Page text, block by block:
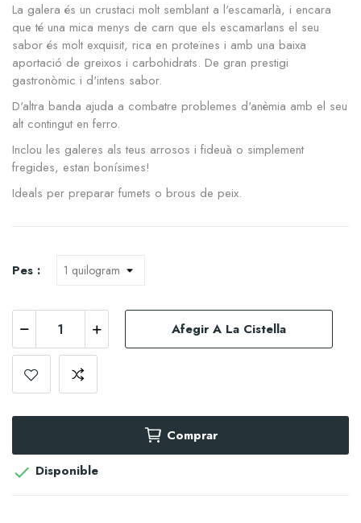
La galera és un crustaci molt semblant a l'escamarlà, i encara
que té una mica menys de carn que els escamarlans el seu
sabor és molt exquisit, rica en proteïnes i amb una baixa
aportació de greixos i carbohidrats. De gran prestigi
gastronòmic i d'intens sabor.
D'altra banda ajuda a combatre problemes d'anèmia amb el seu
alt contingut en ferro.
Inclou les galeres als teus arrosos i fideuà o simplement
fregides, estan bonísimes!
Ideals per preparar fumets o brous de peix.
Pes :
Afegir A La Cistella
Comprar
 Disponible